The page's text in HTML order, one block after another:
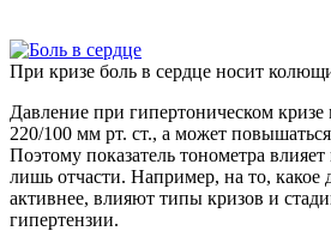
При кризе боль в сердце носит
Давление при гипертоническом кризе
220/100 мм рт. ст., а может
Поэтому показатель тонометра
лишь отчасти. Например, на то, какое
активнее, влияют типы кризов и
гипертензии.